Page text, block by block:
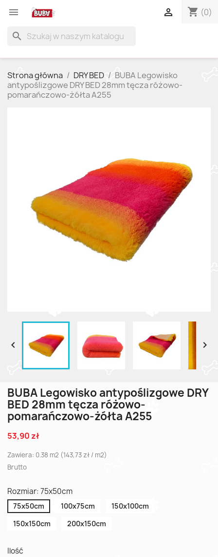
 shopping_cart (0)

search
Strona główna DRY BED
BUBA Legowisko
antypoślizgowe DRY BED 28mm tęcza różowo-
pomarańczowo-żółta A255
 
BUBA Legowisko antypoślizgowe DRY
BED 28mm tęcza różowo-
pomarańczowo-żółta A255
53,90 zł
Zawiera: 0.38 m2 (143,73 zł / m2)
Brutto
Rozmiar: 75x50cm
75x50cm 100x75cm
150x100cm
150x150cm
200x150cm
Ilość